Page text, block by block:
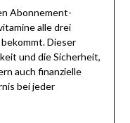
Abonnement-
alle drei
Dieser
und die Sicherheit,
auch finanzielle
bei jeder